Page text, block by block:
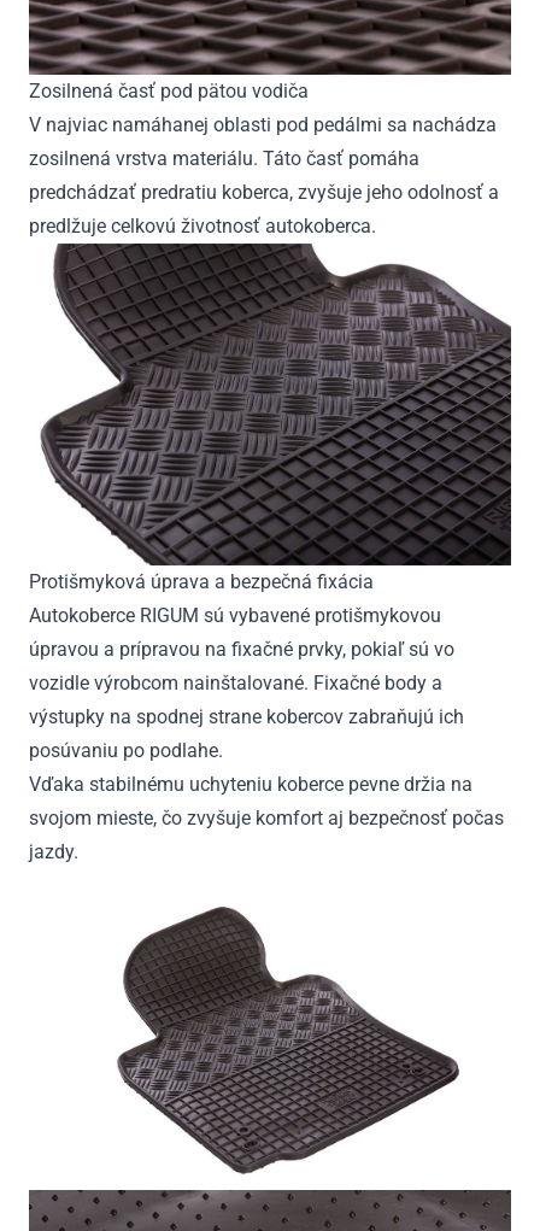
Zosilnená časť pod pätou vodiča
V najviac namáhanej oblasti pod pedálmi sa nachádza
zosilnená vrstva materiálu. Táto časť pomáha
predchádzať predratiu koberca, zvyšuje jeho odolnosť a
predlžuje celkovú životnosť autokoberca.
Protišmyková úprava a bezpečná fixácia
Autokoberce RIGUM sú vybavené protišmykovou
úpravou a prípravou na fixačné prvky, pokiaľ sú vo
vozidle výrobcom nainštalované. Fixačné body a
výstupky na spodnej strane kobercov zabraňujú ich
posúvaniu po podlahe.
Vďaka stabilnému uchyteniu koberce pevne držia na
svojom mieste, čo zvyšuje komfort aj bezpečnosť počas
jazdy.